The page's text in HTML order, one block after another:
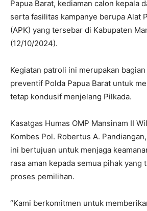
Papua Barat, kediaman calon kepala
serta fasilitas kampanye berupa Alat
(APK) yang tersebar di Kabupaten
(12/10/2024).
Kegiatan patroli ini merupakan
preventif Polda Papua Barat untuk
tetap kondusif menjelang Pilkada.
Kasatgas Humas OMP Mansinam II
Kombes Pol. Robertus A.
ini bertujuan untuk menjaga
rasa aman kepada semua pihak yang
proses pemilihan.
“Kami berkomitmen untuk